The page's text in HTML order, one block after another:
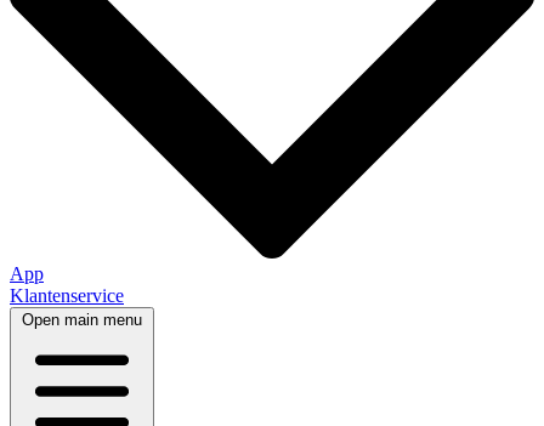
App
Klantenservice
Open main menu